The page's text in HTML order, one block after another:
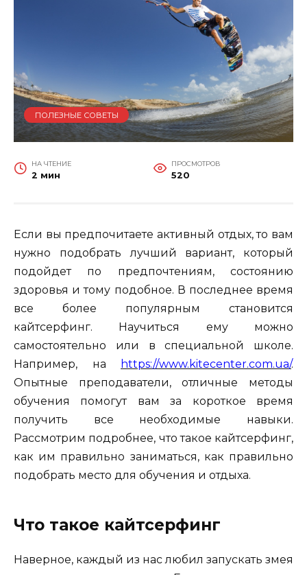
ПОЛЕЗНЫЕ СОВЕТЫ
НА ЧТЕНИЕ
2 мин
ПРОСМОТРОВ
520
Если вы предпочитаете активный отдых, то вам
нужно подобрать лучший вариант, который
подойдет по предпочтениям, состоянию
здоровья и тому подобное. В последнее время
все более популярным становится
кайтсерфинг. Научиться ему можно
самостоятельно или в специальной школе.
Например, на
https://www.kitecenter.com.ua/.
Опытные преподаватели, отличные методы
обучения помогут вам за короткое время
получить все необходимые навыки.
Рассмотрим подробнее, что такое кайтсерфинг,
как им правильно заниматься, как правильно
подобрать место для обучения и отдыха.
Что такое кайтсерфинг
Наверное, каждый из нас любил запускать змея